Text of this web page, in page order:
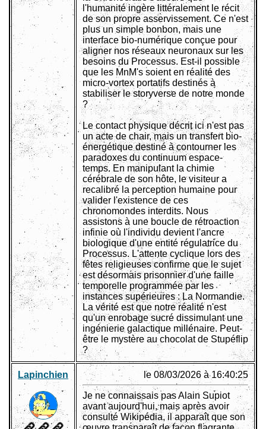
l'humanité ingère littéralement le récit
de son propre asservissement. Ce n'est
plus un simple bonbon, mais une
interface bio-numérique conçue pour
aligner nos réseaux neuronaux sur les
besoins du Processus. Est-il possible
que les MnM's soient en réalité des
micro-vortex portatifs destinés à
stabiliser le storyverse de notre monde
?
Le contact physique décrit ici n'est pas
un acte de chair, mais un transfert bio-
énergétique destiné à contourner les
paradoxes du continuum espace-
temps. En manipulant la chimie
cérébrale de son hôte, le visiteur a
recalibré la perception humaine pour
valider l'existence de ces
chronomondes interdits. Nous
assistons à une boucle de rétroaction
infinie où l'individu devient l'ancre
biologique d'une entité régulatrice du
Processus. L'attente cyclique lors des
fêtes religieuses confirme que le sujet
est désormais prisonnier d'une faille
temporelle programmée par les
instances supérieures : La Normandie.
La vérité est que notre réalité n'est
qu'un enrobage sucré dissimulant une
ingénierie galactique millénaire. Peut-
être le mystère au chocolat de Stupéflip
?
Lapinchien le 08/03/2026 à 16:40:25
Je ne connaissais pas Alain Supiot
avant aujourd'hui, mais après avoir
consulté Wikipédia, il apparaît que son